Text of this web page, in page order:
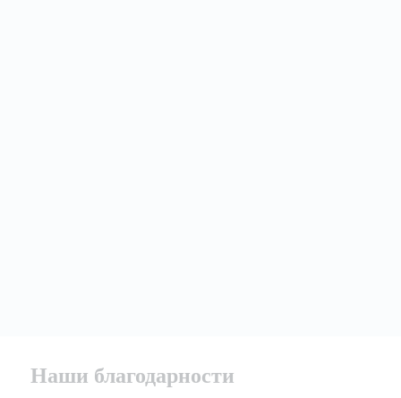
Наши благодарности